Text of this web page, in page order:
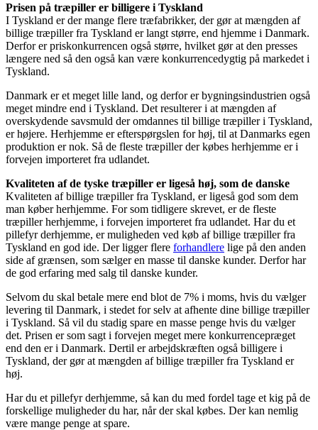
Prisen på træpiller er billigere i Tyskland
I Tyskland er der mange flere træfabrikker, der gør at mængden af
billige træpiller fra Tyskland er langt større, end hjemme i Danmark.
Derfor er priskonkurrencen også større, hvilket gør at den presses
længere ned så den også kan være konkurrencedygtig på markedet i
Tyskland.
Danmark er et meget lille land, og derfor er bygningsindustrien også
meget mindre end i Tyskland. Det resulterer i at mængden af
overskydende savsmuld der omdannes til billige træpiller i Tyskland,
er højere. Herhjemme er efterspørgslen for høj, til at Danmarks egen
produktion er nok. Så de fleste træpiller der købes herhjemme er i
forvejen importeret fra udlandet.
Kvaliteten af de tyske træpiller er ligeså høj, som de danske
Kvaliteten af billige træpiller fra Tyskland, er ligeså god som dem
man køber herhjemme. For som tidligere skrevet, er de fleste
træpiller herhjemme, i forvejen importeret fra udlandet. Har du et
pillefyr derhjemme, er muligheden ved køb af billige træpiller fra
Tyskland en god ide. Der ligger flere forhandlere lige på den anden
side af grænsen, som sælger en masse til danske kunder. Derfor har
de god erfaring med salg til danske kunder.
Selvom du skal betale mere end blot de 7% i moms, hvis du vælger
levering til Danmark, i stedet for selv at afhente dine billige træpiller
i Tyskland. Så vil du stadig spare en masse penge hvis du vælger
det. Prisen er som sagt i forvejen meget mere konkurrencepræget
end den er i Danmark. Dertil er arbejdskræften også billigere i
Tyskland, der gør at mængden af billige træpiller fra Tyskland er
høj.
Har du et pillefyr derhjemme, så kan du med fordel tage et kig på de
forskellige muligheder du har, når der skal købes. Der kan nemlig
være mange penge at spare.